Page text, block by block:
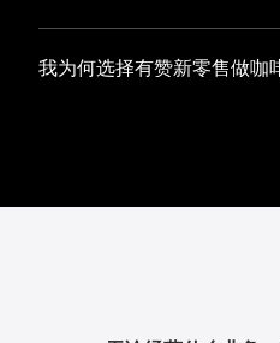
有赞新零售作为业内领先的一
线下渠道、提供多样化店铺搭建
我为何选择有赞新零售做咖